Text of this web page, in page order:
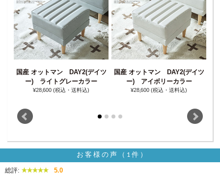
国産 オットマン DAY2(デイツ
ー) ライトグレーカラー
¥28‚600 (税込・送料込)
国産 オットマン DAY2(デイツ
ー) アイボリーカラー
¥28‚600 (税込・送料込)
お客様の声（1件）
総評: 5.0